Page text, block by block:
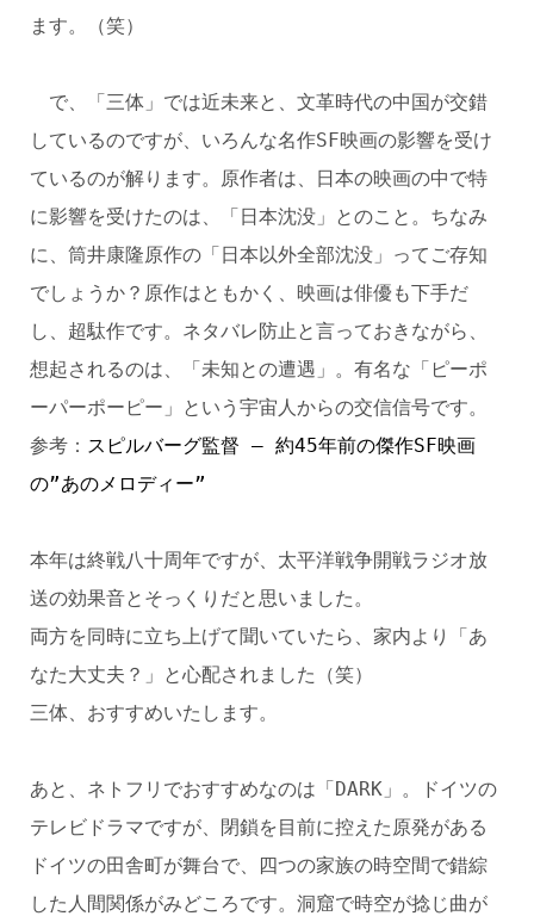
ます。（笑）
で、「三体」では近未来と、文革時代の中国が交錯
しているのですが、いろんな名作SF映画の影響を受け
ているのが解ります。原作者は、日本の映画の中で特
に影響を受けたのは、「日本沈没」とのこと。ちなみ
に、筒井康隆原作の「日本以外全部沈没」ってご存知
でしょうか？原作はともかく、映画は俳優も下手だ
し、超駄作です。ネタバレ防止と言っておきながら、
想起されるのは、「未知との遭遇」。有名な「ピーポ
ーパーポーピー」という宇宙人からの交信信号です。
参考： スピルバーグ監督 – 約45年前の傑作SF映画
の”あのメロディー”
本年は終戦八十周年ですが、太平洋戦争開戦ラジオ放
送の効果音とそっくりだと思いました。
両方を同時に立ち上げて聞いていたら、家内より「あ
なた大丈夫？」と心配されました（笑）
三体、おすすめいたします。
あと、ネトフリでおすすめなのは「DARK」。ドイツの
テレビドラマですが、閉鎖を目前に控えた原発がある
ドイツの田舎町が舞台で、四つの家族の時空間で錯綜
した人間関係がみどころです。洞窟で時空が捻じ曲が